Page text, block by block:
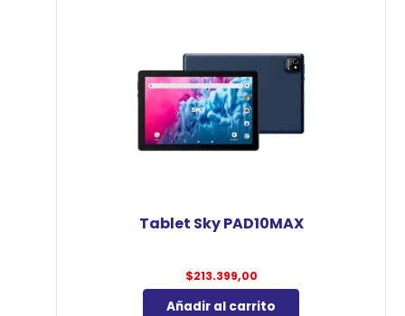
Tablet Sky PAD10MAX
$213.399,00
Añadir al carrito